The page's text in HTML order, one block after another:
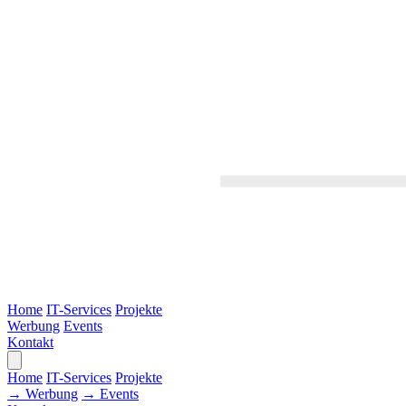
Home IT-Services Projekte
Werbung Events
Kontakt
Home IT-Services Projekte
→ Werbung → Events